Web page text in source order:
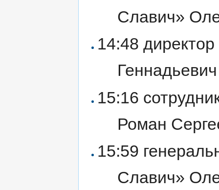
Славич»
14:48
15:16
Роман
15:59
Славич»